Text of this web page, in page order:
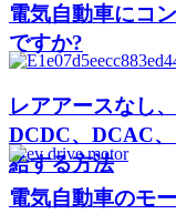
電気自動車にコ
ですか?
レアアースなし
DCDC、DCAC
給する方法
電気自動車のモ